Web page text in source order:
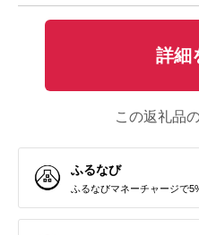
詳細
この返礼品
ふるなび
ふるなびマネーチャージで